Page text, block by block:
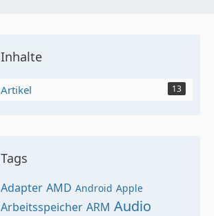
Inhalte
Artikel 13
Tags
Adapter AMD Android Apple
Arbeitsspeicher ARM Audio